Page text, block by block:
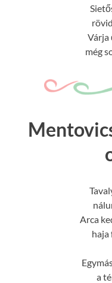
Várja
még
Arca
haja
a